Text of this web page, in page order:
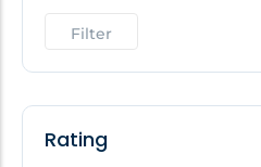
No Posts
Filter
Rating